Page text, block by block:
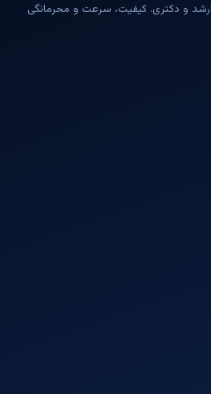
ارشد و دکتری. کیفیت، سرعت و محرمانگی